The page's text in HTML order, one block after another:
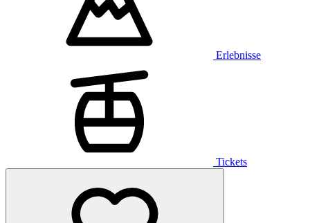
Erlebnisse
Tickets